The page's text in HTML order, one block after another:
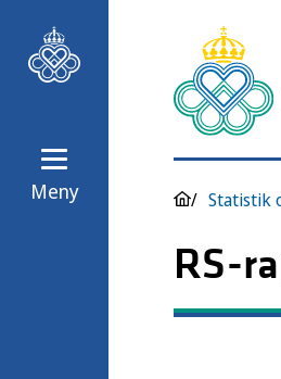
Meny Statistik
RS-